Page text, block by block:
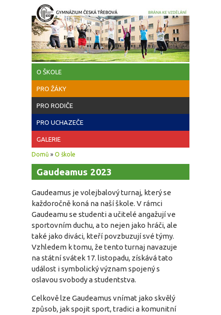
Přejít k hlavnímu obsahu
O ŠKOLE
PRO ŽÁKY
PRO RODIČE
PRO UCHAZEČE
GALERIE
Jste zde
Domů » O škole
Gaudeamus 2023
Gaudeamus je volejbalový turnaj, který se
každoročně koná na naší škole. V rámci
Gaudeamu se studenti a učitelé angažují ve
sportovním duchu, a to nejen jako hráči, ale
také jako diváci, kteří povzbuzují své týmy.
Vzhledem k tomu, že tento turnaj navazuje
na státní svátek 17. listopadu, získává tato
událost i symbolický význam spojený s
oslavou svobody a studentstva.
Celkově lze Gaudeamus vnímat jako skvělý
způsob, jak spojit sport, tradici a komunitní